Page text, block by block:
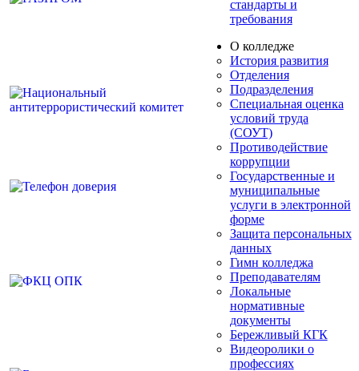
стандарты и
требования
О колледже
История развития
Отделения
Подразделения
Специальная оценка
условий труда
(СОУТ)
Противодействие
коррупции
Государственные и
муниципальные
услуги в электронной
форме
Защита персональных
данных
Гимн колледжа
Преподавателям
Локальные
нормативные
документы
Бережливый КГК
Видеоролики о
профессиях